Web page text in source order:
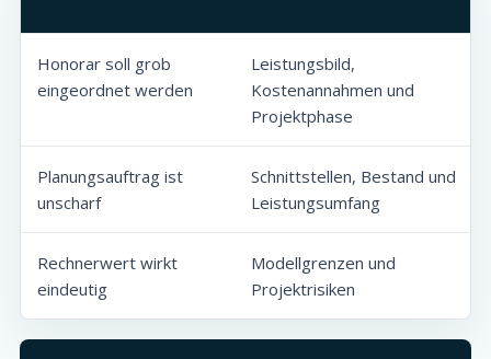
Honorar soll grob
eingeordnet werden
Leistungsbild,
Kostenannahmen und
Projektphase
Planungsauftrag ist
unscharf
Schnittstellen, Bestand und
Leistungsumfang
Rechnerwert wirkt
eindeutig
Modellgrenzen und
Projektrisiken